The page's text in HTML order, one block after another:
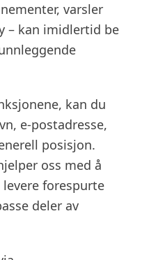
varsler
– kan imidlertid be
kan du
e-postadresse,
posisjon.
oss med å
forespurte
deler av